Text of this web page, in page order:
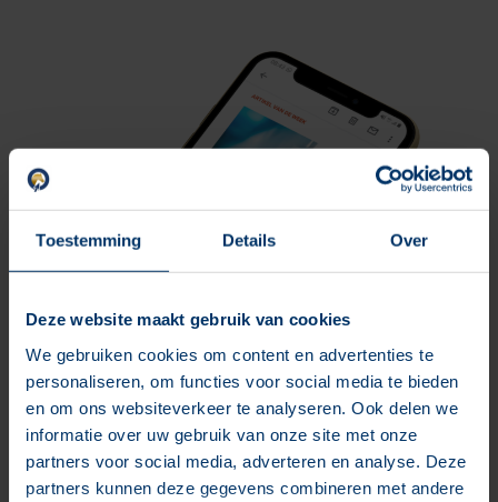
Toestemming Details Over
Deze website maakt gebruik van cookies
We gebruiken cookies om content en advertenties te
personaliseren, om functies voor social media te bieden
en om ons websiteverkeer te analyseren. Ook delen we
informatie over uw gebruik van onze site met onze
partners voor social media, adverteren en analyse. Deze
partners kunnen deze gegevens combineren met andere
E-mailmarketing is een belangrijk middel om in te zetten in
jouw online marketingstrategie. Je kunt e-mailmarketing
inzetten als onderdeel van de opvolging van jouw lead
magnet, maar ook kun je regelmatig e-mailcampagnes
sturen om aanbiedingen en acties onder de aandacht te
brengen, om waarde te geven en om top of mind te blijven.